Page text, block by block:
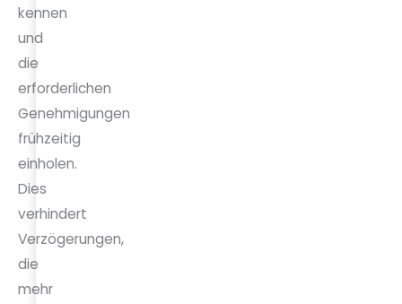
kennen
und
die
erforderlichen
Genehmigungen
frühzeitig
einholen.
Dies
verhindert
Verzögerungen,
die
mehr